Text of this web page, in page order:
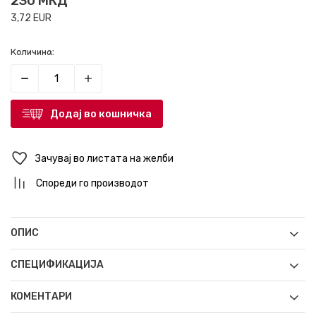
3,72 EUR
Количина:
Додај во кошничка
Зачувај во листата на желби
Спореди го производот
ОПИС
СПЕЦИФИКАЦИЈА
КОМЕНТАРИ